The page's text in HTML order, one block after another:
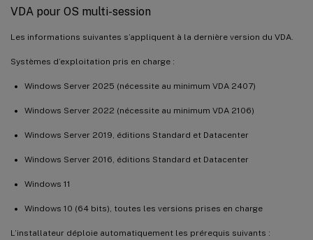
VDA pour OS multi-session
Les informations suivantes s’appliquent à la dernière version du VDA.
Systèmes d’exploitation pris en charge :
Windows Server 2025 (nécessite au minimum VDA 2407)
Windows Server 2022 (nécessite au minimum VDA 2106)
Windows Server 2019, éditions Standard et Datacenter
Windows Server 2016, éditions Standard et Datacenter
Windows 11
Windows 10 (64 bits), toutes les versions prises en charge
L’installateur déploie automatiquement les prérequis suivants :